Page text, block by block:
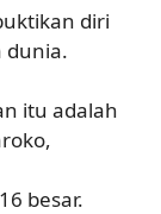
diri
dunia.
itu adalah
besar.